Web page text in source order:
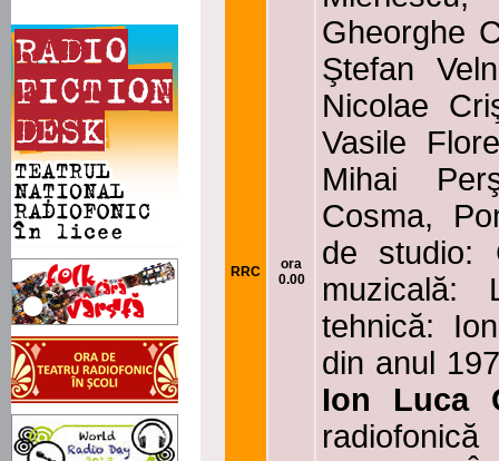
RRC
ora
0.00
Gheorghe
Ştefan
Nicolae
Vasile
Mihai
Cosma,
de studio:
muzicală:
tehnică:
din anul
Ion Luca